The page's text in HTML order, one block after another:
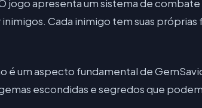
jogo apresenta um sistema de
Cada inimigo tem suas
é um aspecto fundamental de
escondidas e segredos que